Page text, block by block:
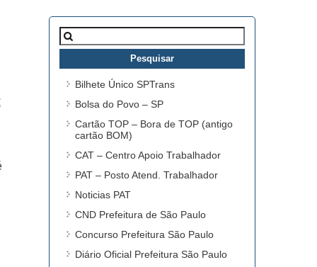
Pesquisar
por:
Bilhete Único SPTrans
Bolsa do Povo – SP
Cartão TOP – Bora de TOP (antigo
cartão BOM)
CAT – Centro Apoio Trabalhador
PAT – Posto Atend. Trabalhador
Noticias PAT
CND Prefeitura de São Paulo
Concurso Prefeitura São Paulo
Diário Oficial Prefeitura São Paulo